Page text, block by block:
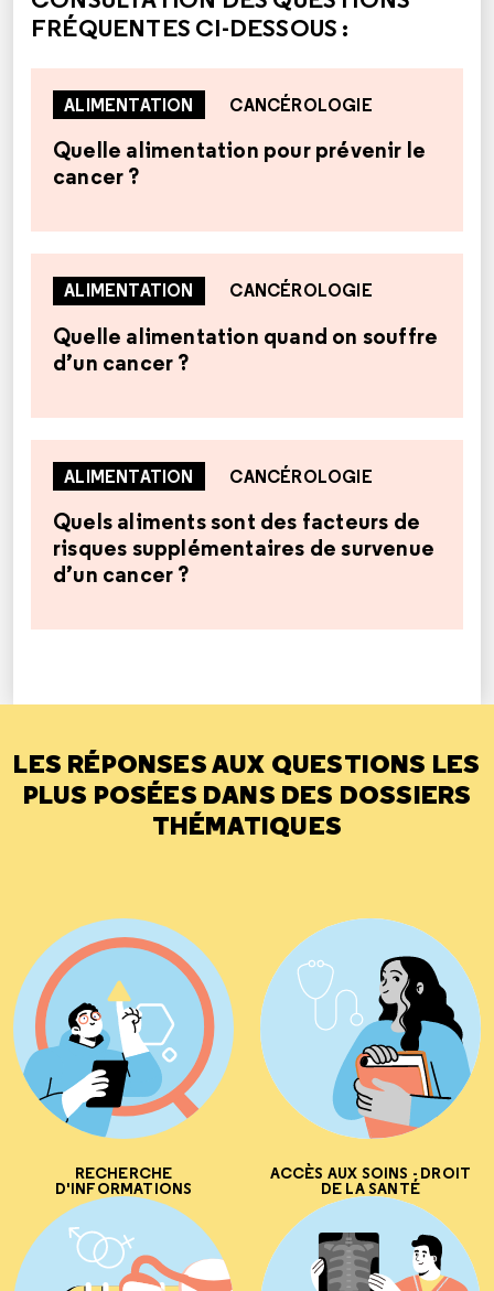
FRÉQUENTES CI-DESSOUS :
ALIMENTATION CANCÉROLOGIE
Quelle alimentation pour prévenir le
cancer ?
ALIMENTATION CANCÉROLOGIE
Quelle alimentation quand on souffre
d’un cancer ?
ALIMENTATION CANCÉROLOGIE
Quels aliments sont des facteurs de
risques supplémentaires de survenue
d’un cancer ?
LES RÉPONSES AUX QUESTIONS LES
PLUS POSÉES DANS DES DOSSIERS
THÉMATIQUES
RECHERCHE
D'INFORMATIONS
ACCÈS AUX SOINS - DROIT
DE LA SANTÉ